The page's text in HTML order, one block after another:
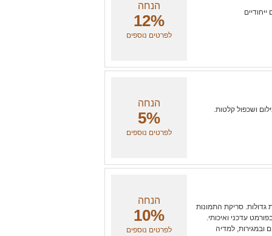
הנחה
12%
לפרטים נוספים
ושכפול קלטות.
הנחה
5%
לפרטים נוספים
גדולות. סריקת התמונות
עדכני ואיכותי.
ובמגירות, למדיה
הנחה
10%
לפרטים נוספים